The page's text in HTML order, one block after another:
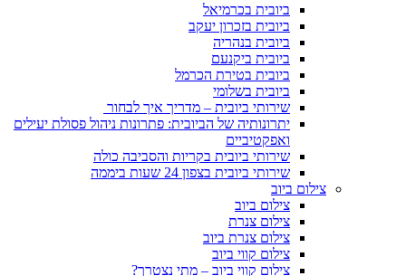
ביובית בכרמיאל
ביובית בזכרון יעקב
ביובית בנהריה
ביובית ביקנעם
ביובית בטירת הכרמל
ביובית בשלומי
שירותי ביובית – מדריך איך לבחור
יתרונותיה של הביובית: פתרונות ניהול פסולת יעילים
ואפקטיביים
שירותי ביובית בקריות והסביבה כולה
שירותי ביובית בצפון 24 שעות ביממה
צילום ביוב
צילום ביוב
צילום צנרת
צילום צנרת ביוב
צילום קווי ביוב
צילום קווי ביוב – מתי נצטרך?